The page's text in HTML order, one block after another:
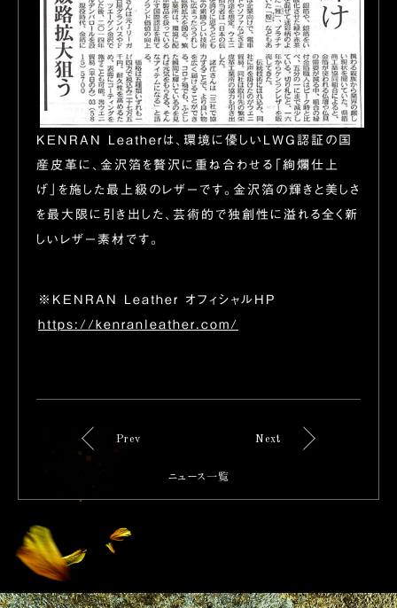
KENRAN Leatherは、環境に優しいLWG認証の国
産皮革に、金沢箔を贅沢に重ね合わせる「絢爛仕上
げ」を施した最上級のレザーです。金沢箔の輝きと美しさ
を最大限に引き出した、芸術的で独創性に溢れる全く新
しいレザー素材です。
※KENRAN Leather オフィシャルHP
https://kenranleather.com/
Prev Next
ニュース一覧